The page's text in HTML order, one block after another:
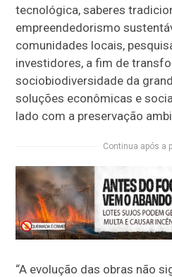
tecnológica, saberes
empreendedorismo
comunidades locais,
investidores, a fim de
sociobiodiversidade da
soluções econômicas e
lado com a preservação
Continua após a
“A evolução das obras não